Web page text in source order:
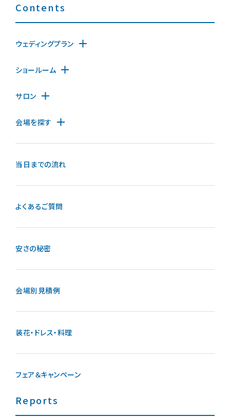
Contents
ウェディングプラン
ショールーム
サロン
会場を探す
当日までの流れ
よくあるご質問
安さの秘密
会場別見積例
装花・ドレス・料理
フェア＆キャンペーン
Reports